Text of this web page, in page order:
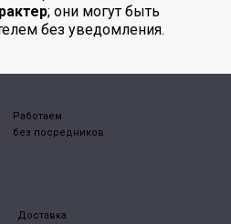
; они могут быть
без уведомления.
Работаем
без посредников
Доставка